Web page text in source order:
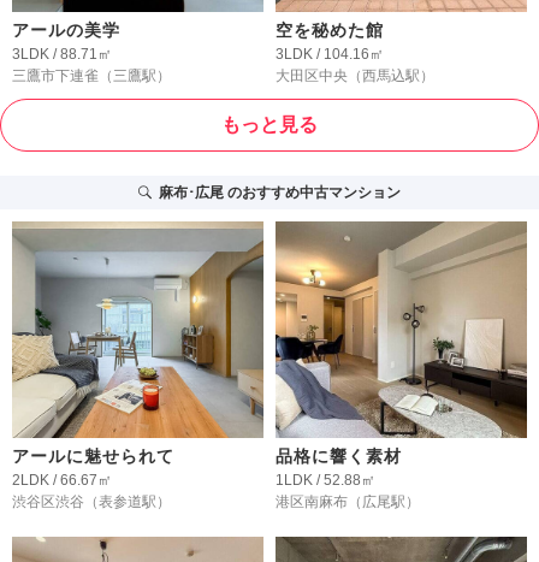
アールの美学
3LDK / 88.71㎡
三鷹市下連雀 （三鷹駅）
空を秘めた館
3LDK / 104.16㎡
大田区中央 （西馬込駅）
もっと見る
麻布･広尾のおすすめ中古マンション
アールに魅せられて
2LDK / 66.67㎡
渋谷区渋谷 （表参道駅）
品格に響く素材
1LDK / 52.88㎡
港区南麻布 （広尾駅）